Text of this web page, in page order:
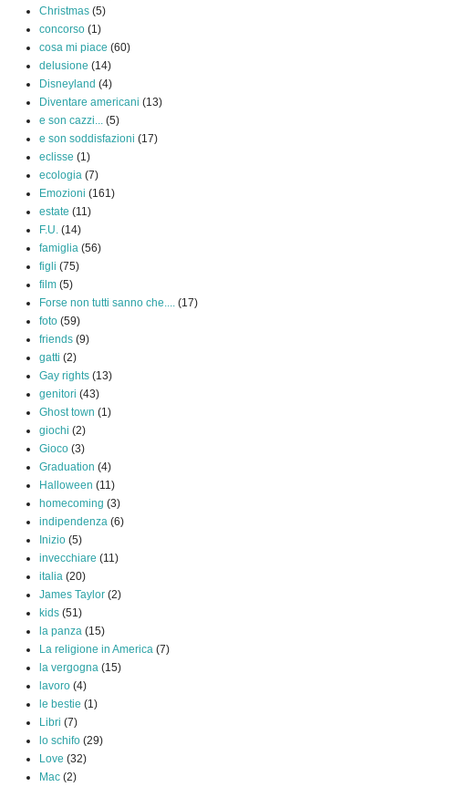
Christmas (5)
concorso (1)
cosa mi piace (60)
delusione (14)
Disneyland (4)
Diventare americani (13)
e son cazzi... (5)
e son soddisfazioni (17)
eclisse (1)
ecologia (7)
Emozioni (161)
estate (11)
F.U. (14)
famiglia (56)
figli (75)
film (5)
Forse non tutti sanno che.... (17)
foto (59)
friends (9)
gatti (2)
Gay rights (13)
genitori (43)
Ghost town (1)
giochi (2)
Gioco (3)
Graduation (4)
Halloween (11)
homecoming (3)
indipendenza (6)
Inizio (5)
invecchiare (11)
italia (20)
James Taylor (2)
kids (51)
la panza (15)
La religione in America (7)
la vergogna (15)
lavoro (4)
le bestie (1)
Libri (7)
lo schifo (29)
Love (32)
Mac (2)